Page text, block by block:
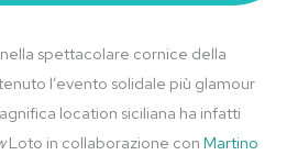
spettacolare cornice della
l’evento solidale più glamour
location siciliana ha infatti
Loto in collaborazione con Martino